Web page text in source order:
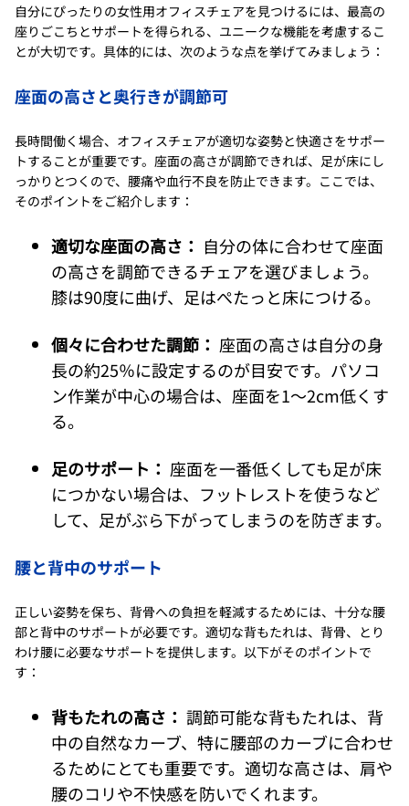
自分にぴったりの女性用オフィスチェアを見つけるには、最高の
座りごこちとサポートを得られる、ユニークな機能を考慮するこ
とが大切です。具体的には、次のような点を挙げてみましょう：
座面の高さと奥行きが調節可
長時間働く場合、オフィスチェアが適切な姿勢と快適さをサポー
トすることが重要です。座面の高さが調節できれば、足が床にし
っかりとつくので、腰痛や血行不良を防止できます。ここでは、
そのポイントをご紹介します：
適切な座面の高さ： 自分の体に合わせて座面
の高さを調節できるチェアを選びましょう。
膝は90度に曲げ、足はぺたっと床につける。
個々に合わせた調節： 座面の高さは自分の身
長の約25％に設定するのが目安です。パソコ
ン作業が中心の場合は、座面を1～2cm低くす
る。
足のサポート： 座面を一番低くしても足が床
につかない場合は、フットレストを使うなど
して、足がぶら下がってしまうのを防ぎます。
腰と背中のサポート
正しい姿勢を保ち、背骨への負担を軽減するためには、十分な腰
部と背中のサポートが必要です。適切な背もたれは、背骨、とり
わけ腰に必要なサポートを提供します。以下がそのポイントで
す：
背もたれの高さ： 調節可能な背もたれは、背
中の自然なカーブ、特に腰部のカーブに合わせ
るためにとても重要です。適切な高さは、肩や
腰のコリや不快感を防いでくれます。